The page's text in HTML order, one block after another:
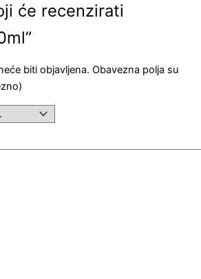
će recenzirati
biti objavljena. Obavezna polja su